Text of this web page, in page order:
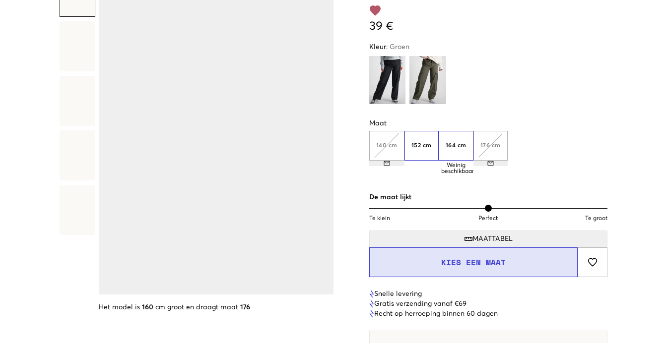
Het model is 160 cm groot en draagt maat 176
39 €
Kleur: Groen
Maat
140 cm 152 cm 164 cm
Weinig
beschikbaar
176 cm
De maat lijkt
Te klein Perfect Te groot
MAATTABEL
KIES EEN MAAT
Snelle levering
Gratis verzending vanaf €69
Recht op herroeping binnen 60 dagen